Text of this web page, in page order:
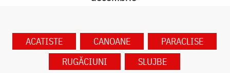
ACATISTE CANOANE
PARACLISE
RUGĂCIUNI
SLUJBE